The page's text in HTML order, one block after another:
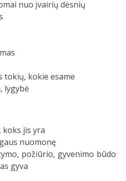
nuo įvairių dėsnių
tokių, kokie esame
lygybė
jis yra
nuomonę
požiūrio, gyvenimo būdo
gyva